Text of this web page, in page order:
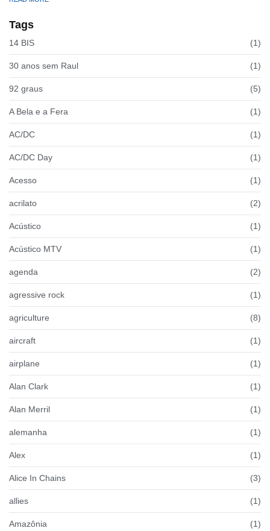
Tags
14 BIS (1)
30 anos sem Raul (1)
92 graus (5)
A Bela e a Fera (1)
AC/DC (1)
AC/DC Day (1)
Acesso (1)
acrilato (2)
Acústico (1)
Acústico MTV (1)
agenda (2)
agressive rock (1)
agriculture (8)
aircraft (1)
airplane (1)
Alan Clark (1)
Alan Merril (1)
alemanha (1)
Alex (1)
Alice In Chains (3)
allies (1)
Amazônia (1)